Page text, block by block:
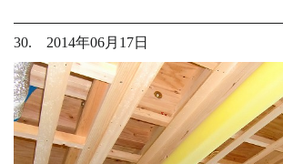
30. 2014年06月17日